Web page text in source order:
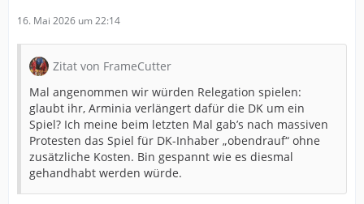
16. Mai 2026 um 22:14
Zitat von FrameCutter
Mal angenommen wir würden Relegation spielen:
glaubt ihr, Arminia verlängert dafür die DK um ein
Spiel? Ich meine beim letzten Mal gab’s nach massiven
Protesten das Spiel für DK-Inhaber „obendrauf“ ohne
zusätzliche Kosten. Bin gespannt wie es diesmal
gehandhabt werden würde.